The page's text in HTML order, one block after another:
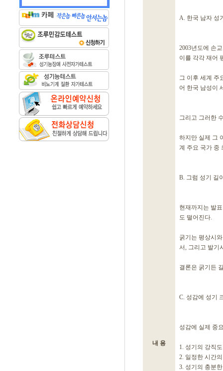
내 용
A. 한국 남자 성
2003년도에 손
이를 각각 재어
그 이후 세계 주
어 한국 남성이
그리고 그러한
하지만 실제 그
계 주요 국가 중
B. 그럼 성기 길
현재까지는 발
도 떨어진다.
굵기는 평상시
서, 그리고 발기
결론은 굵기든
C. 성감에 성기
성감에 실제 중
1. 성기의 강직도
2. 일정한 시간
3. 성기의 충분